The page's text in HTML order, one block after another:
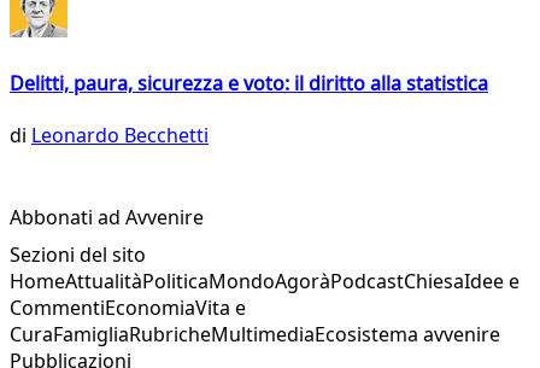
Delitti, paura, sicurezza e voto: il diritto alla statistica
di Leonardo Becchetti
Abbonati ad Avvenire
Sezioni del sito
HomeAttualitàPoliticaMondoAgoràPodcastChiesaIdee e
CommentiEconomiaVita e
CuraFamigliaRubricheMultimediaEcosistema avvenire
Pubblicazioni